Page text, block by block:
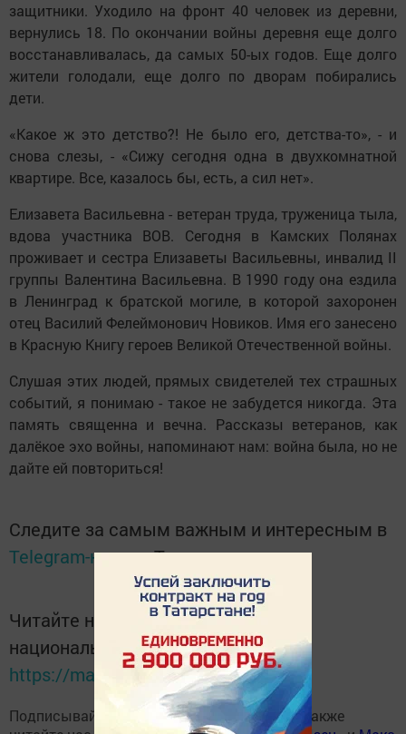
защитники. Уходило на фронт 40 человек из деревни,
вернулись 18. По окончании войны деревня еще долго
восстанавливалась, да самых 50-ых годов. Еще долго
жители голодали, еще долго по дворам побирались
дети.
«Какое ж это детство?! Не было его, детства-то», - и
снова слезы, - «Сижу сегодня одна в двухкомнатной
квартире. Все, казалось бы, есть, а сил нет».
Елизавета Васильевна - ветеран труда, труженица тыла,
вдова участника ВОВ. Сегодня в Камских Полянах
проживает и сестра Елизаветы Васильевны, инвалид II
группы Валентина Васильевна. В 1990 году она ездила
в Ленинград к братской могиле, в которой захоронен
отец Василий Фелеймонович Новиков. Имя его занесено
в Красную Книгу героев Великой Отечественной войны.
Слушая этих людей, прямых свидетелей тех страшных
событий, я понимаю - такое не забудется никогда. Эта
память священна и вечна. Рассказы ветеранов, как
далёкое эхо войны, напоминают нам: война была, но не
дайте ей повториться!
Следите за самым важным и интересным в
Telegram-каналеТатмедиа
Читайте новости Татарстана в
национальном мессенджере MАХ:
https://max.ru/tatmedia
Подписывайтесь на нашTelegram-канал , а также